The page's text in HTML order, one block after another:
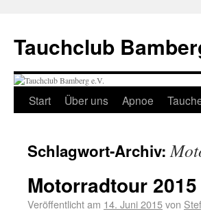
Tauchclub
Start Über uns Apnoe
Schlagwort-Archiv:
Motorradtour 2015
Veröffentlicht am 14. Juni 2015von